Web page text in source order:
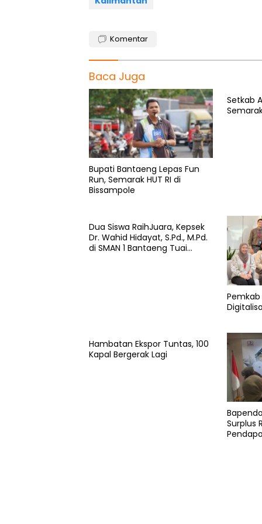
Komentar
Baca Juga
Bupati Bantaeng Lepas Fun
Run, Semarak HUT RI di
Bissampole
Setkab
Dua Siswa RaihJuara, Kepsek
Dr. Wahid Hidayat, S.Pd., M.Pd.
di SMAN 1 Bantaeng Tuai
Pemkab
Hambatan Ekspor Tuntas, 100
Kapal Bergerak Lagi
Surplus